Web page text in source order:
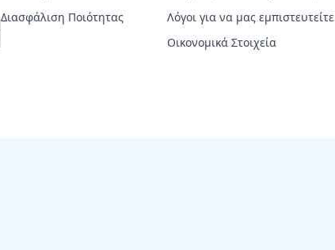
Διασφάλιση Ποιότητας
Λόγοι για να μας εμπιστευτείτε
Οικονομικά Στοιχεία